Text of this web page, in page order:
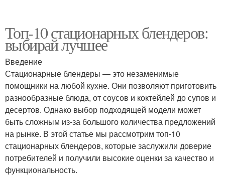
Топ-10 стационарных блендеров:
выбирай лучшее
Введение
Стационарные блендеры — это незаменимые
помощники на любой кухне. Они позволяют приготовить
разнообразные блюда, от соусов и коктейлей до супов и
десертов. Однако выбор подходящей модели может
быть сложным из-за большого количества предложений
на рынке. В этой статье мы рассмотрим топ-10
стационарных блендеров, которые заслужили доверие
потребителей и получили высокие оценки за качество и
функциональность.